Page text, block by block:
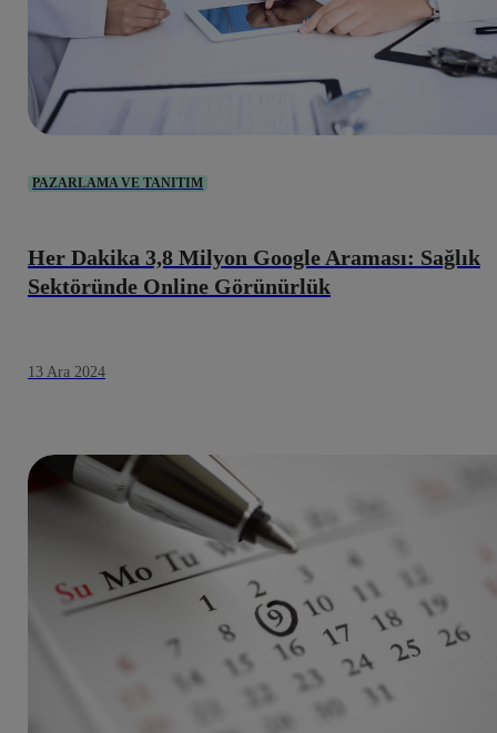
PAZARLAMA VE TANITIM
Her Dakika 3,8 Milyon Google Araması: Sağlık
Sektöründe Online Görünürlük
13 Ara 2024